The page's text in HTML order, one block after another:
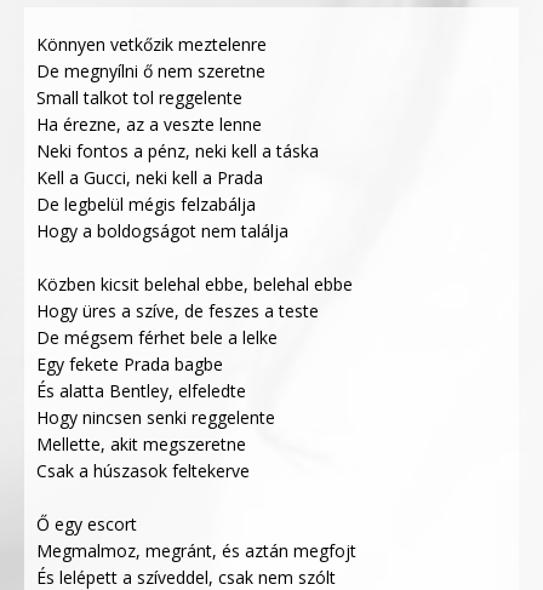
Könnyen vetkőzik meztelenre
De megnyílni ő nem szeretne
Small talkot tol reggelente
Ha érezne, az a veszte lenne
Neki fontos a pénz, neki kell a táska
Kell a Gucci, neki kell a Prada
De legbelül mégis felzabálja
Hogy a boldogságot nem találja
Közben kicsit belehal ebbe, belehal ebbe
Hogy üres a szíve, de feszes a teste
De mégsem férhet bele a lelke
Egy fekete Prada bagbe
És alatta Bentley, elfeledte
Hogy nincsen senki reggelente
Mellette, akit megszeretne
Csak a húszasok feltekerve
Ő egy escort
Megmalmoz, megránt, és aztán megfojt
És lelépett a szíveddel, csak nem szólt